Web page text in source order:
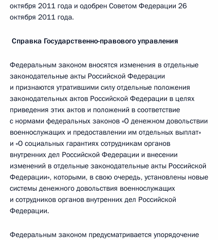
октября 2011 года и одобрен Советом Федерации 26
октября 2011 года.
Справка Государственно-правового управления
Федеральным законом вносятся изменения в отдельные
законодательные акты Российской Федерации
и признаются утратившими силу отдельные положения
законодательных актов Российской Федерации в целях
приведения этих актов и положений в соответствие
с нормами федеральных законов «О денежном довольствии
военнослужащих и предоставлении им отдельных выплат»
и «О социальных гарантиях сотрудникам органов
внутренних дел Российской Федерации и внесении
изменений в отдельные законодательные акты Российской
Федерации», которыми, в свою очередь, установлены новые
системы денежного довольствия военнослужащих
и сотрудников органов внутренних дел Российской
Федерации.
Федеральным законом предусматривается упорядочение